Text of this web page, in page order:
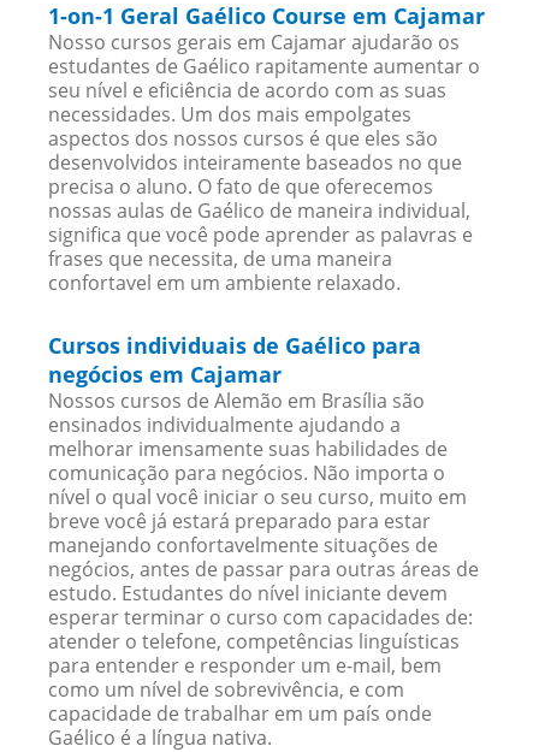
1-on-1 Geral Gaélico Course em Cajamar
Nosso cursos gerais em Cajamar ajudarão os
estudantes de Gaélico rapitamente aumentar o
seu nível e eficiência de acordo com as suas
necessidades. Um dos mais empolgates
aspectos dos nossos cursos é que eles são
desenvolvidos inteiramente baseados no que
precisa o aluno. O fato de que oferecemos
nossas aulas de Gaélico de maneira individual,
significa que você pode aprender as palavras e
frases que necessita, de uma maneira
confortavel em um ambiente relaxado.
Cursos individuais de Gaélico para
negócios em Cajamar
Nossos cursos de Alemão em Brasília são
ensinados individualmente ajudando a
melhorar imensamente suas habilidades de
comunicação para negócios. Não importa o
nível o qual você iniciar o seu curso, muito em
breve você já estará preparado para estar
manejando confortavelmente situações de
negócios, antes de passar para outras áreas de
estudo. Estudantes do nível iniciante devem
esperar terminar o curso com capacidades de:
atender o telefone, competências linguísticas
para entender e responder um e-mail, bem
como um nível de sobrevivência, e com
capacidade de trabalhar em um país onde
Gaélico é a língua nativa.